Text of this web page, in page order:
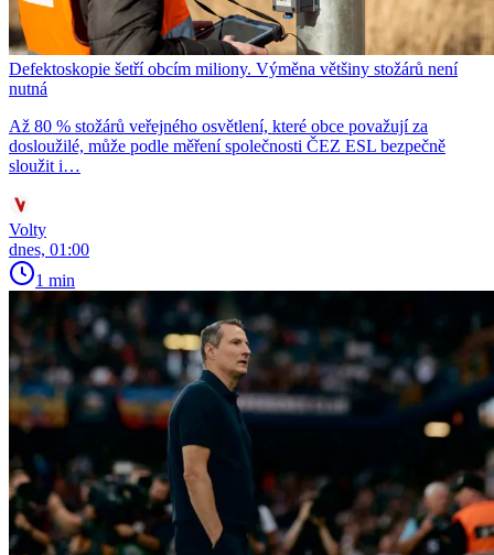
Defektoskopie šetří obcím miliony. Výměna většiny stožárů není
nutná
Až 80 % stožárů veřejného osvětlení, které obce považují za
dosloužilé, může podle měření společnosti ČEZ ESL bezpečně
sloužit i…
Volty
dnes, 01:00
1 min